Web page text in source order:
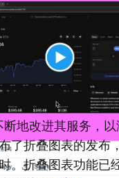
地改进其服务，
了折叠图表的发布
。折叠图表功能已